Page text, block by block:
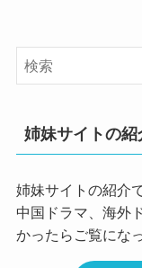
姉妹サイトの紹
姉妹サイトの紹介
中国ドラマ、海外
かったらご覧にな